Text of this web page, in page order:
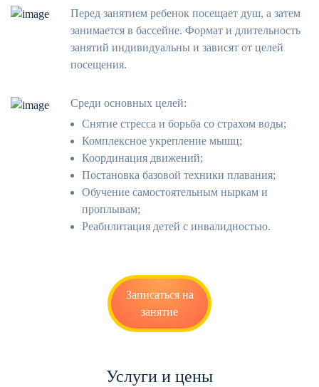
Перед занятием ребенок посещает душ, а затем
занимается в бассейне. Формат и длительность
занятий индивидуальны и зависят от целей
посещения.
Среди основных целей:
Снятие стресса и борьба со страхом воды;
Комплексное укрепление мышц;
Координация движений;
Постановка базовой техники плавания;
Обучение самостоятельным ныркам и
проплывам;
Реабилитация детей с инвалидностью.
Записаться на
занятие
Услуги и цены